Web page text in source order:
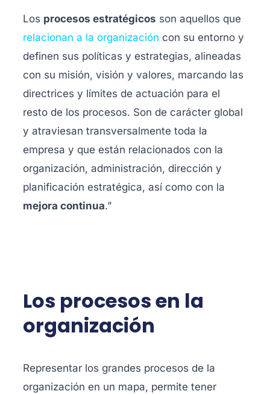
Los procesos estratégicos son aquellos que
relacionan a la organización con su entorno y
definen sus políticas y estrategias, alineadas
con su misión, visión y valores, marcando las
directrices y límites de actuación para el
resto de los procesos. Son de carácter global
y atraviesan transversalmente toda la
empresa y que están relacionados con la
organización, administración, dirección y
planificación estratégica, así como con la
mejora continua.”
Los procesos en la
organización
Representar los grandes procesos de la
organización en un mapa, permite tener